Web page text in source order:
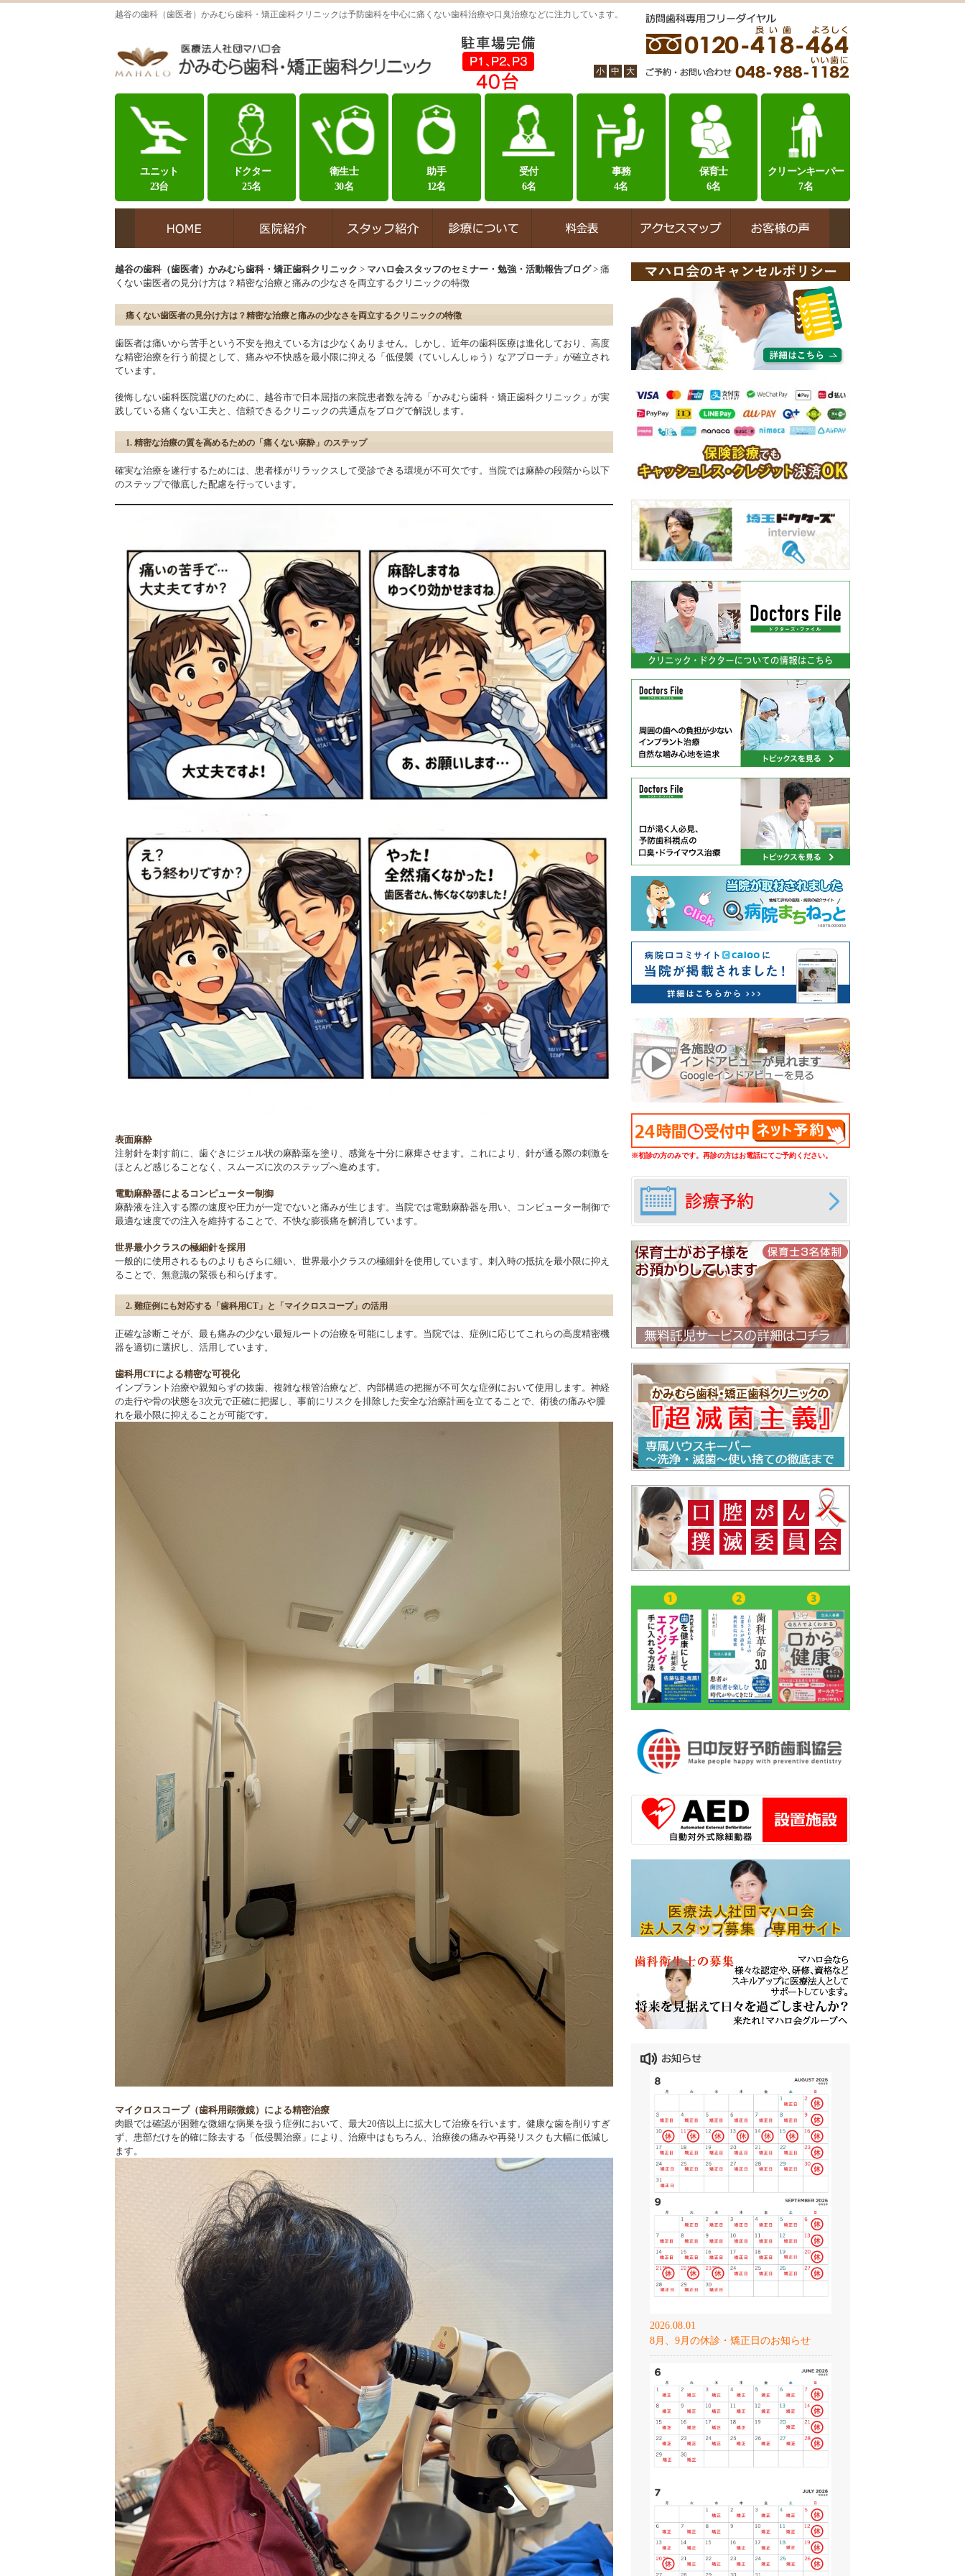
越谷の歯科（歯医者）かみむら歯科・矯正歯科クリニックは予防歯科を中心に痛くない歯科治療や口臭治療などに注力しています。
小 中 大
ユニット
23台
ドクター
25名
衛生士
30名
助手
12名
受付
6名
事務
4名
保育士
6名
クリーンキーパー
7名
越谷の歯科（歯医者）かみむら歯科・矯正歯科クリニック > マハロ会スタッフのセミナー・勉強・活動報告ブログ> 痛
くない歯医者の見分け方は？精密な治療と痛みの少なさを両立するクリニックの特徴
痛くない歯医者の見分け方は？精密な治療と痛みの少なさを両立するクリニックの特徴
歯医者は痛いから苦手という不安を抱えている方は少なくありません。しかし、近年の歯科医療は進化しており、高度
な精密治療を行う前提として、痛みや不快感を最小限に抑える「低侵襲（ていしんしゅう）なアプローチ」が確立され
ています。
後悔しない歯科医院選びのために、越谷市で日本屈指の来院患者数を誇る「かみむら歯科・矯正歯科クリニック」が実
践している痛くない工夫と、信頼できるクリニックの共通点をブログで解説します。
1. 精密な治療の質を高めるための「痛くない麻酔」のステップ
確実な治療を遂行するためには、患者様がリラックスして受診できる環境が不可欠です。当院では麻酔の段階から以下
のステップで徹底した配慮を行っています。
表面麻酔
注射針を刺す前に、歯ぐきにジェル状の麻酔薬を塗り、感覚を十分に麻痺させます。これにより、針が通る際の刺激を
ほとんど感じることなく、スムーズに次のステップへ進めます。
電動麻酔器によるコンピューター制御
麻酔液を注入する際の速度や圧力が一定でないと痛みが生じます。当院では電動麻酔器を用い、コンピューター制御で
最適な速度での注入を維持することで、不快な膨張痛を解消しています。
世界最小クラスの極細針を採用
一般的に使用されるものよりもさらに細い、世界最小クラスの極細針を使用しています。刺入時の抵抗を最小限に抑え
ることで、無意識の緊張も和らげます。
2. 難症例にも対応する「歯科用CT」と「マイクロスコープ」の活用
正確な診断こそが、最も痛みの少ない最短ルートの治療を可能にします。当院では、症例に応じてこれらの高度精密機
器を適切に選択し、活用しています。
歯科用CTによる精密な可視化
インプラント治療や親知らずの抜歯、複雑な根管治療など、内部構造の把握が不可欠な症例において使用します。神経
の走行や骨の状態を3次元で正確に把握し、事前にリスクを排除した安全な治療計画を立てることで、術後の痛みや腫
れを最小限に抑えることが可能です。
マイクロスコープ（歯科用顕微鏡）による精密治療
肉眼では確認が困難な微細な病巣を扱う症例において、最大20倍以上に拡大して治療を行います。健康な歯を削りすぎ
ず、患部だけを的確に除去する「低侵襲治療」により、治療中はもちろん、治療後の痛みや再発リスクも大幅に低減し
ます。
※初診の方のみです。再診の方はお電話にてご予約ください。
2026.08.01
8月、9月の休診・矯正日のお知らせ